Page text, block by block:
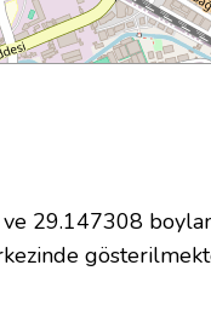
29.147308